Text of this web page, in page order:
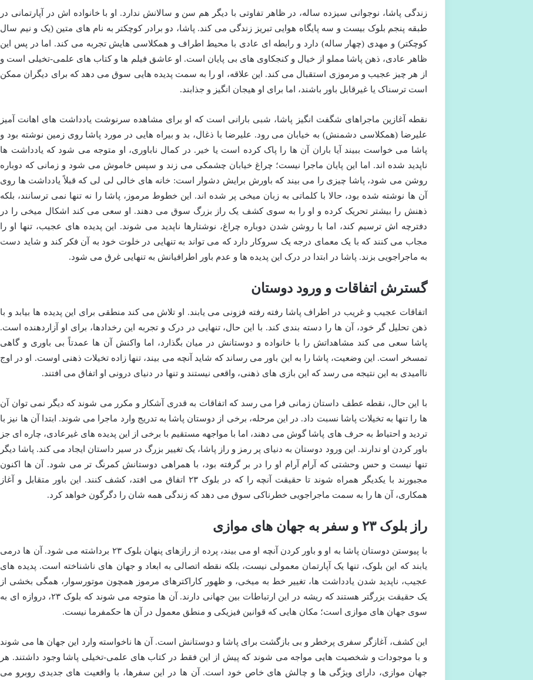
زندگی پاشا، نوجوانی سیزده ساله، در ظاهر تفاوتی با دیگر هم سن و سالانش ندارد. او با خانواده اش در آپارتمانی در
طبقه پنجم بلوک بیست و سه پایگاه هوایی تبریز زندگی می کند. پاشا، دو برادر کوچکتر به نام های متین (یک و نیم سال
کوچکتر) و مهدی (چهار ساله) دارد و رابطه ای عادی با محیط اطراف و همکلاسی هایش تجربه می کند. اما در پس این
ظاهر عادی، ذهن پاشا مملو از خیال و کنجکاوی های بی پایان است. او عاشق فیلم ها و کتاب های علمی-تخیلی است و
از هر چیز عجیب و مرموزی استقبال می کند. این علاقه، او را به سمت پدیده هایی سوق می دهد که برای دیگران ممکن
است ترسناک یا غیرقابل باور باشند، اما برای او هیجان انگیز و جذابند.
نقطه آغازین ماجراهای شگفت انگیز پاشا، شبی بارانی است که او برای مشاهده سرنوشت یادداشت های اهانت آمیز
علیرضا (همکلاسی دشمنش) به خیابان می رود. علیرضا با ذغال، بد و بیراه هایی در مورد پاشا روی زمین نوشته بود و
پاشا می خواست ببیند آیا باران آن ها را پاک کرده است یا خیر. در کمال ناباوری، او متوجه می شود که یادداشت ها
ناپدید شده اند. اما این پایان ماجرا نیست؛ چراغ خیابان چشمکی می زند و سپس خاموش می شود و زمانی که دوباره
روشن می شود، پاشا چیزی را می بیند که باورش برایش دشوار است: خانه های خالی لی لی که قبلاً یادداشت ها روی
آن ها نوشته شده بود، حالا با کلماتی به زبان میخی پر شده اند. این خطوط مرموز، پاشا را نه تنها نمی ترسانند، بلکه
ذهنش را بیشتر تحریک کرده و او را به سوی کشف یک راز بزرگ سوق می دهند. او سعی می کند اشکال میخی را در
دفترچه اش ترسیم کند، اما با روشن شدن دوباره چراغ، نوشتارها ناپدید می شوند. این پدیده های عجیب، تنها او را
مجاب می کنند که با یک معمای درجه یک سروکار دارد که می تواند به تنهایی در خلوت خود به آن فکر کند و شاید دست
به ماجراجویی بزند. پاشا در ابتدا در درک این پدیده ها و عدم باور اطرافیانش به تنهایی غرق می شود.
گسترش اتفاقات و ورود دوستان
اتفاقات عجیب و غریب در اطراف پاشا رفته رفته فزونی می یابند. او تلاش می کند منطقی برای این پدیده ها بیابد و با
ذهن تحلیل گر خود، آن ها را دسته بندی کند. با این حال، تنهایی در درک و تجربه این رخدادها، برای او آزاردهنده است.
پاشا سعی می کند مشاهداتش را با خانواده و دوستانش در میان بگذارد، اما واکنش آن ها عمدتاً بی باوری و گاهی
تمسخر است. این وضعیت، پاشا را به این باور می رساند که شاید آنچه می بیند، تنها زاده تخیلات ذهنی اوست. او در اوج
ناامیدی به این نتیجه می رسد که این بازی های ذهنی، واقعی نیستند و تنها در دنیای درونی او اتفاق می افتند.
با این حال، نقطه عطف داستان زمانی فرا می رسد که اتفاقات به قدری آشکار و مکرر می شوند که دیگر نمی توان آن
ها را تنها به تخیلات پاشا نسبت داد. در این مرحله، برخی از دوستان پاشا به تدریج وارد ماجرا می شوند. ابتدا آن ها نیز با
تردید و احتیاط به حرف های پاشا گوش می دهند، اما با مواجهه مستقیم با برخی از این پدیده های غیرعادی، چاره ای جز
باور کردن او ندارند. این ورود دوستان به دنیای پر رمز و راز پاشا، یک تغییر بزرگ در سیر داستان ایجاد می کند. پاشا دیگر
تنها نیست و حس وحشتی که آرام آرام او را در بر گرفته بود، با همراهی دوستانش کمرنگ تر می شود. آن ها اکنون
مجبورند با یکدیگر همراه شوند تا حقیقت آنچه را که در بلوک ۲۳ اتفاق می افتد، کشف کنند. این باور متقابل و آغاز
همکاری، آن ها را به سمت ماجراجویی خطرناکی سوق می دهد که زندگی همه شان را دگرگون خواهد کرد.
راز بلوک ۲۳ و سفر به جهان های موازی
با پیوستن دوستان پاشا به او و باور کردن آنچه او می بیند، پرده از رازهای پنهان بلوک ۲۳ برداشته می شود. آن ها درمی
یابند که این بلوک، تنها یک آپارتمان معمولی نیست، بلکه نقطه اتصالی به ابعاد و جهان های ناشناخته است. پدیده های
عجیب، ناپدید شدن یادداشت ها، تغییر خط به میخی، و ظهور کاراکترهای مرموز همچون موتورسوار، همگی بخشی از
یک حقیقت بزرگتر هستند که ریشه در این ارتباطات بین جهانی دارند. آن ها متوجه می شوند که بلوک ۲۳، دروازه ای به
سوی جهان های موازی است؛ مکان هایی که قوانین فیزیکی و منطق معمول در آن ها حکمفرما نیست.
این کشف، آغازگر سفری پرخطر و بی بازگشت برای پاشا و دوستانش است. آن ها ناخواسته وارد این جهان ها می شوند
و با موجودات و شخصیت هایی مواجه می شوند که پیش از این فقط در کتاب های علمی-تخیلی پاشا وجود داشتند. هر
جهان موازی، دارای ویژگی ها و چالش های خاص خود است. آن ها در این سفرها، با واقعیت های جدیدی روبرو می